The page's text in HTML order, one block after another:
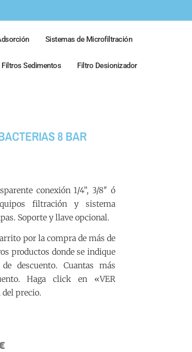
Sistemas de Microfiltración
Filtros Sedimentos Filtro Desionizador
8 BAR
conexión 1/4”, 3/8″ ó
filtración y sistema
Soporte y llave opcional.
por la compra de más de
productos donde se indique
descuento. Cuantas más
Haga click en «VER
del precio.